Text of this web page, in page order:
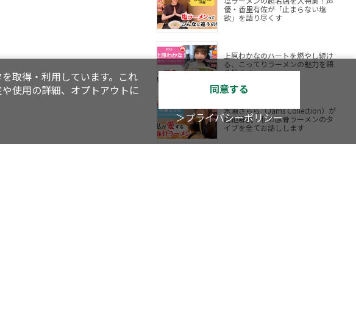
優・香里有佐が「止まらない塩
欲」を語り尽くす
上原わかなのハートを燃やし続け
る、こってりラーメンの魅力を語
り尽くす
水瀬さらら（Jams Collection）が
超絶解説！私の豚骨ラーメンのタ
イプを全てお話しします
取得・利用しています。これ
使用の詳細、オプトアウトに
同意する
＞プライバシーポリシー